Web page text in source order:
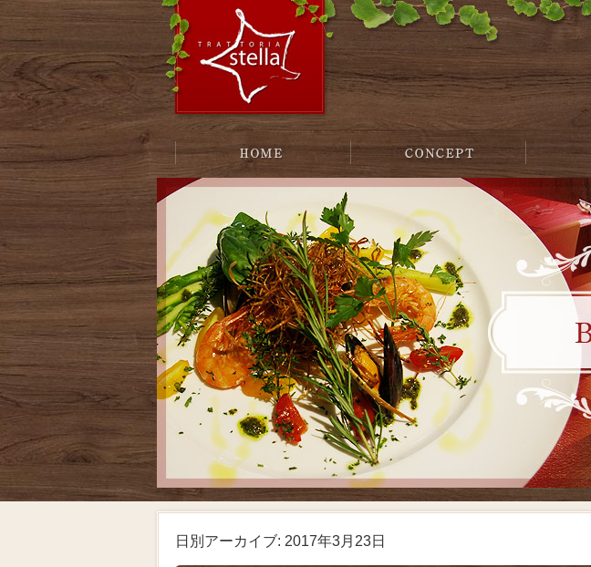
日別アーカイブ: 2017年3月23日